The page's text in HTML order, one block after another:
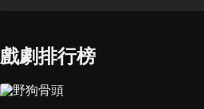
戲劇排行榜